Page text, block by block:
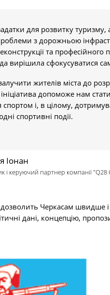
для розвитку
з дорожньою
та
вирішила сфокусуватися
жителів міста до
допоможе нам
і, в цілому,
спортивні події.
Іонан
і керуючий партнер компанії "Q28
Черкасам швидше і
дані, концепцію,